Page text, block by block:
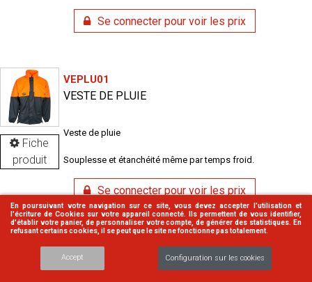
En poursuivant votre navigation sur ce site, vous devez accepter l’utilisation et
l'écriture de Cookies sur votre appareil connecté. Ils permettent de vous identifier,
d'établir votre panier, de personnaliser votre compte, de générer des statistiques. En
refusant certains cookies, il se peut que le site ne fonctionne pas totalement.
Accept Configuration sur les cookies
Se connecter pour voir les prix
Fiche
produit
VEPLU01
VESTE DE PLUIE
Veste de pluie
Souplesse et étanchéité même par temps froid.
Se connecter pour voir les prix
ZG_PANT
PANTALON DIT ANTI COUPURE (TYPE A)